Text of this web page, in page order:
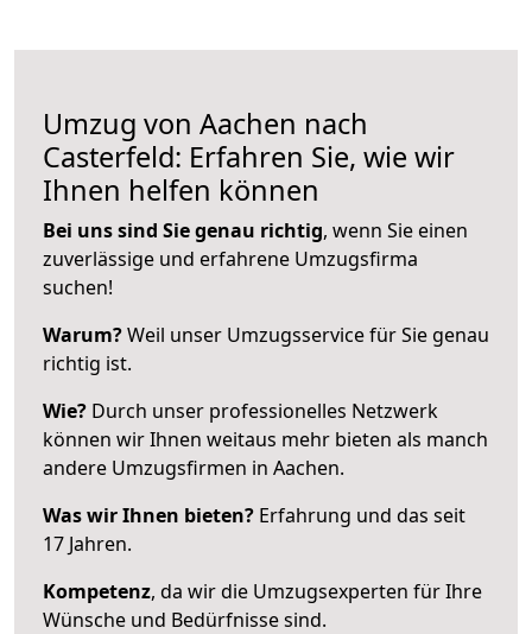
Umzug von Aachen nach
Casterfeld: Erfahren Sie, wie wir
Ihnen helfen können
Bei uns sind Sie genau richtig, wenn Sie einen
zuverlässige und erfahrene Umzugsfirma
suchen!
Warum?Weil unser Umzugsservice für Sie genau
richtig ist.
Wie? Durch unser professionelles Netzwerk
können wir Ihnen weitaus mehr bieten als manch
andere Umzugsfirmen in Aachen.
Was wir Ihnen bieten? Erfahrung und das seit
17 Jahren.
Kompetenz, da wir die Umzugsexperten für Ihre
Wünsche und Bedürfnisse sind.